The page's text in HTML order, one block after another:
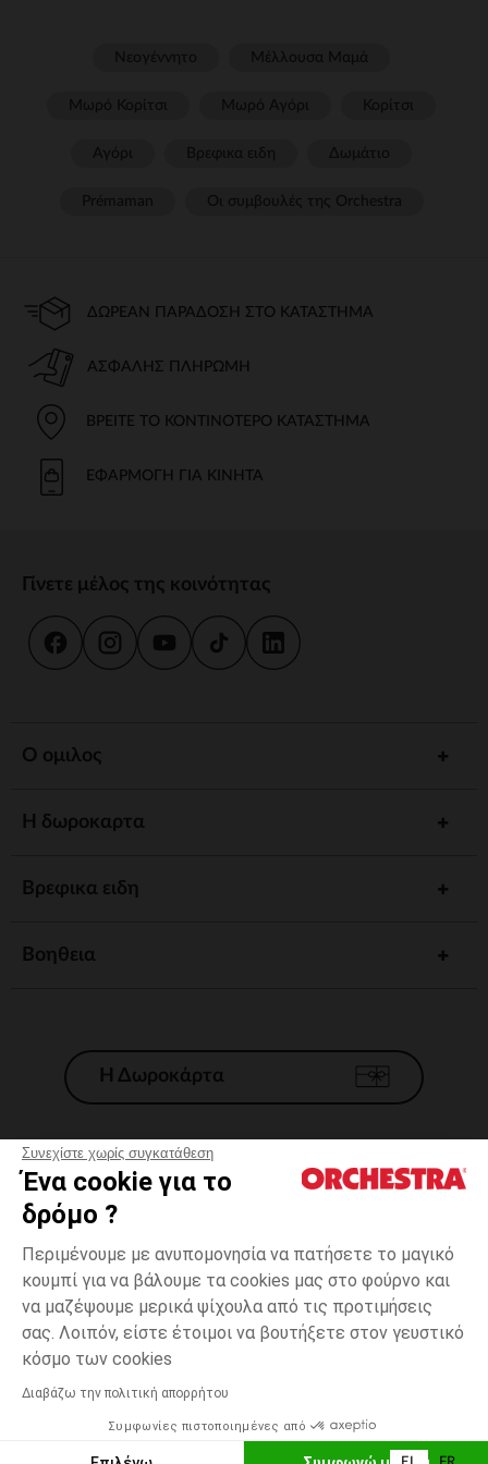
Συνεχίστε χωρίς συγκατάθεση
Ένα cookie για το
δρόμο ?
Περιμένουμε με ανυπομονησία να πατήσετε το μαγικό
κουμπί για να βάλουμε τα cookies μας στο φούρνο και
να μαζέψουμε μερικά ψίχουλα από τις προτιμήσεις
σας. Λοιπόν, είστε έτοιμοι να βουτήξετε στον γευστικό
κόσμο των cookies
Διαβάζω την πολιτική απορρήτου
Συμφωνίες πιστοποιημένες από
Πολύχρωμο
one
Δυνατότητα πληρωμής με
ΠΡΟΣΘΉΚΗ ΣΤΟ ΚΑΛΆΘΙ
ΔΩΡΕΆΝ ΠΑΡΆΔΟΣΗ ΣΤΟ ΚΑΤΆΣΤΗΜΑ
ΑΣΦΑΛΉΣ ΠΛΗΡΩΜΉ
ΒΡΕΊΤΕ ΤΟ ΚΟΝΤΙΝΌΤΕΡΟ ΚΑΤΆΣΤΗΜΑ
ΕΦΑΡΜΟΓΉ ΓΙΑ ΚΙΝΗΤΆ
Γίνετε μέλος της κοινότητας
Ο ομιλος
Η δωροκαρτα
Βρεφικα ειδη
Βοηθεια
Η Δωροκάρτα
Γενικοί 'Οροι Πώλησης
*Εμπορικες προσφορες
Προσωπικά δεδομένα
Διαχείρηση των cookies
Προσβασιμότητα: μη συμμορφούμενη
H Orchestra συμμετέχει στον κωδικά δεοντολογίας και στο σύστημα
μεσολάβησης της Γαλλικής Ομοσπονδίας Ηλεκτρονικού Εμπορίου.